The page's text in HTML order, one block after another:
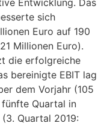
Entwicklung. Das
sich
Euro auf 190
Millionen Euro).
die erfolgreiche
bereinigte EBIT lag
dem Vorjahr (105
Quartal in
Quartal 2019: